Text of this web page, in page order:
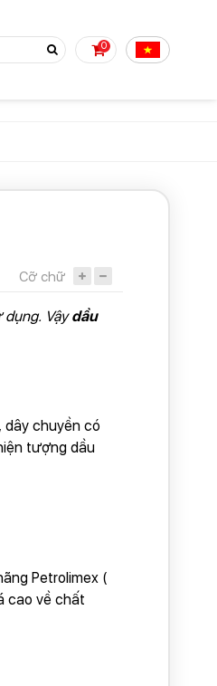
0
Cỡ chữ
dụng. Vậydầu
dây chuyền có
tượng dầu
Petrolimex (
cao về chất